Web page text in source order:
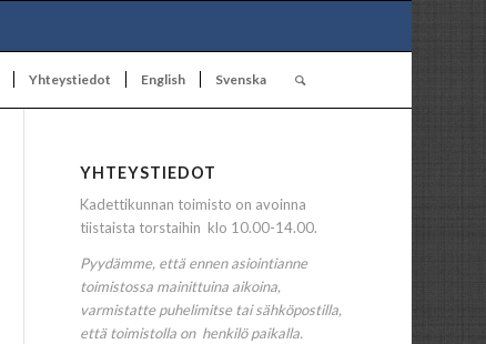
Yhteystiedot English Svenska
YHTEYSTIEDOT
Kadettikunnan toimisto on avoinna
tiistaista torstaihin klo 10.00-14.00.
Pyydämme, että ennen asiointianne
toimistossa mainittuina aikoina,
varmistatte puhelimitse tai sähköpostilla,
että toimistolla on henkilö paikalla.